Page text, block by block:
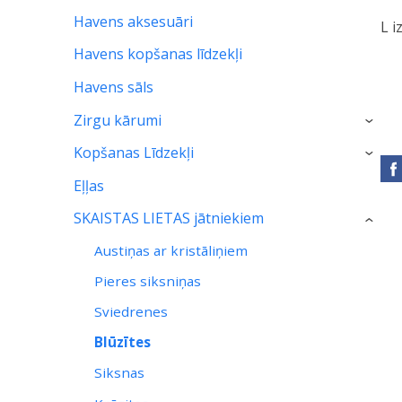
Havens aksesuāri
Havens kopšanas līdzekļi
Havens sāls
Zirgu kārumi
›
Kopšanas Līdzekļi ›
Eļļas
SKAISTAS LIETAS jātniekiem
Austiņas ar kristāliņiem
Pieres siksniņas
Sviedrenes
Blūzītes
Siksnas
›
L